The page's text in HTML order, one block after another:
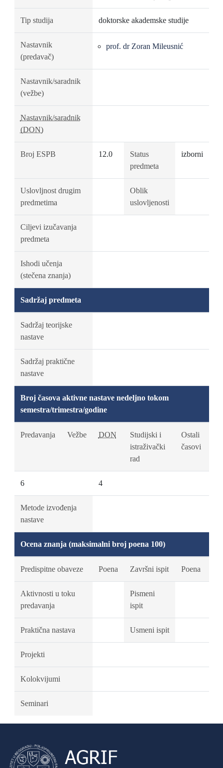
Tip studija doktorske akademske studije
Nastavnik
(predavač)
prof. dr Zoran Mileusnić
Nastavnik/saradnik
(vežbe)
Nastavnik/saradnik
(DON)
Broj ESPB 12.0
Status
predmeta
izborni
Uslovljnost drugim
predmetima
Oblik
uslovljenosti
Ciljevi izučavanja
predmeta
Ishodi učenja
(stečena znanja)
Sadržaj predmeta
Sadržaj teorijske
nastave
Sadržaj praktične
nastave
Broj časova aktivne nastave nedeljno tokom
semestra/trimestra/godine
Predavanja Vežbe DON
Studijski i
istraživački
rad
Ostali
časovi
6 4
Metode izvođenja
nastave
Ocena znanja (maksimalni broj poena 100)
Predispitne obaveze Poena Završni ispit Poena
Aktivnosti u toku
predavanja
Pismeni
ispit
Praktična nastava Usmeni ispit
Projekti
Kolokvijumi
Seminari